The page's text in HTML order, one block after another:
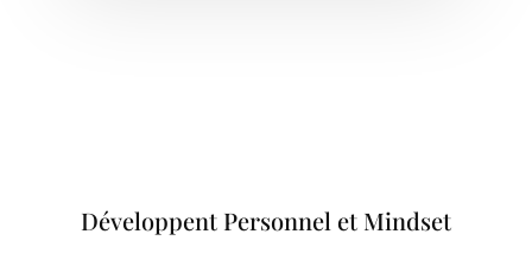
Développent Personnel et Mindset